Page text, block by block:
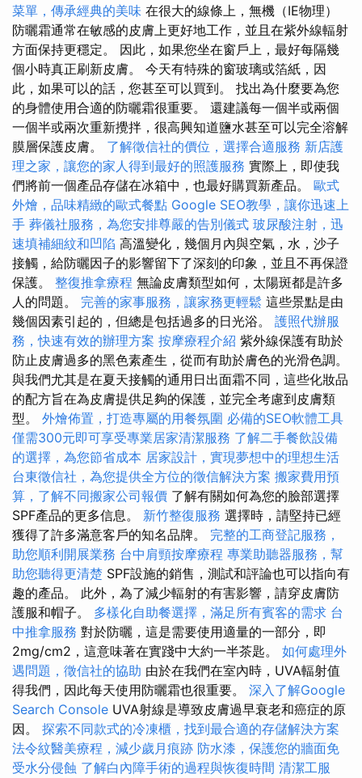
菜單，傳承經典的美味 在很大的線條上，無機（IE物理）
防曬霜通常在敏感的皮膚上更好地工作，並且在紫外線輻射
方面保持更穩定。 因此，如果您坐在窗戶上，最好每隔幾
個小時真正刷新皮膚。 今天有特殊的窗玻璃或箔紙，因
此，如果可以的話，您甚至可以買到。 找出為什麼要為您
的身體使用合適的防曬霜很重要。 還建議每一個半或兩個
一個半或兩次重新攪拌，很高興知道鹽水甚至可以完全溶解
膜層保護皮膚。 了解徵信社的價位，選擇合適服務 新店護
理之家，讓您的家人得到最好的照護服務 實際上，即使我
們將前一個產品存儲在冰箱中，也最好購買新產品。 歐式
外燴，品味精緻的歐式餐點 Google SEO教學，讓你迅速上
手 葬儀社服務，為您安排尊嚴的告別儀式 玻尿酸注射，迅
速填補細紋和凹陷 高溫變化，幾個月內與空氣，水，沙子
接觸，給防曬因子的影響留下了深刻的印象，並且不再保證
保護。 整復推拿療程 無論皮膚類型如何，太陽斑都是許多
人的問題。 完善的家事服務，讓家務更輕鬆 這些景點是由
幾個因素引起的，但總是包括過多的日光浴。 護照代辦服
務，快速有效的辦理方案 按摩療程介紹 紫外線保護有助於
防止皮膚過多的黑色素產生，從而有助於膚色的光滑色調。
與我們尤其是在夏天接觸的通用日出面霜不同，這些化妝品
的配方旨在為皮膚提供足夠的保護，並完全考慮到皮膚類
型。 外燴佈置，打造專屬的用餐氛圍 必備的SEO軟體工具
僅需300元即可享受專業居家清潔服務 了解二手餐飲設備
的選擇，為您節省成本 居家設計，實現夢想中的理想生活
台東徵信社，為您提供全方位的徵信解決方案 搬家費用預
算，了解不同搬家公司報價 了解有關如何為您的臉部選擇
SPF產品的更多信息。 新竹整復服務 選擇時，請堅持已經
獲得了許多滿意客戶的知名品牌。 完整的工商登記服務，
助您順利開展業務 台中肩頸按摩療程 專業助聽器服務，幫
助您聽得更清楚 SPF設施的銷售，測試和評論也可以指向有
趣的產品。 此外，為了減少輻射的有害影響，請穿皮膚防
護服和帽子。 多樣化自助餐選擇，滿足所有賓客的需求 台
中推拿服務 對於防曬，這是需要使用適量的一部分，即
2mg/cm2，這意味著在實踐中大約一半茶匙。 如何處理外
遇問題，徵信社的協助 由於在我們在室內時，UVA輻射值
得我們，因此每天使用防曬霜也很重要。 深入了解Google
Search Console UVA射線是導致皮膚過早衰老和癌症的原
因。 探索不同款式的冷凍櫃，找到最合適的存儲解決方案
法令紋醫美療程，減少歲月痕跡 防水漆，保護您的牆面免
受水分侵蝕 了解白內障手術的過程與恢復時間 清潔工服